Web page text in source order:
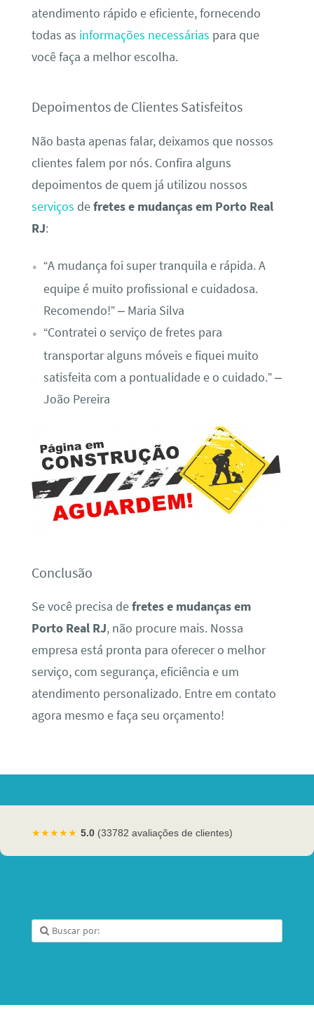
atendimento rápido e eficiente, fornecendo
todas as informações necessárias para que
você faça a melhor escolha.
Depoimentos de Clientes Satisfeitos
Não basta apenas falar, deixamos que nossos
clientes falem por nós. Confira alguns
depoimentos de quem já utilizou nossos
serviços defretes e mudanças em Porto Real
RJ:
“A mudança foi super tranquila e rápida. A
equipe é muito profissional e cuidadosa.
Recomendo!” – Maria Silva
“Contratei o serviço de fretes para
transportar alguns móveis e fiquei muito
satisfeita com a pontualidade e o cuidado.” –
João Pereira
Conclusão
Se você precisa defretes e mudanças em
Porto Real RJ, não procure mais. Nossa
empresa está pronta para oferecer o melhor
serviço, com segurança, eficiência e um
atendimento personalizado. Entre em contato
agora mesmo e faça seu orçamento!
★★★★★ 5.0 (33782 avaliações de clientes)